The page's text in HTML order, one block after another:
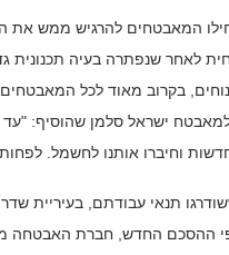
המאבטחים להרגיש ממש את
לאחר שנפתרה בעיה
בקרוב מאוד לכל
ישראל סלמן שהוסיף:
וחיברו אותנו לחשמל.
תנאי עבודתם, בעיריית